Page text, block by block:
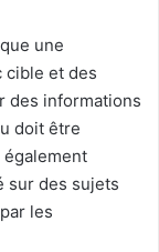
une
cible et des
des informations
doit être
sur des sujets
les